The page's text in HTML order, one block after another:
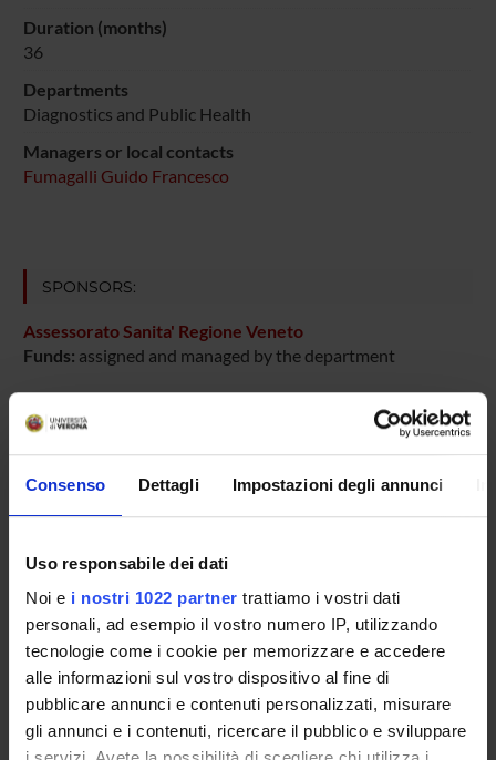
Consenso Dettagli Impostazioni degli annunci
Uso responsabile dei dati
Noi e i nostri 1022 partner trattiamo i vostri dati
personali, ad esempio il vostro numero IP, utilizzando
tecnologie come i cookie per memorizzare e accedere
alle informazioni sul vostro dispositivo al fine di
pubblicare annunci e contenuti personalizzati, misurare
gli annunci e i contenuti, ricercare il pubblico e sviluppare
Duration (months)
36
Departments
Diagnostics and Public Health
Managers or local contacts
Fumagalli Guido Francesco
SPONSORS:
Assessorato Sanita' Regione Veneto
Funds: assigned and managed by the department
PROJECT PARTICIPANTS
Guido Francesco Fumagalli
Spin-off staff
Mara Mazzola
SECTIONS
Section of Pharmacology